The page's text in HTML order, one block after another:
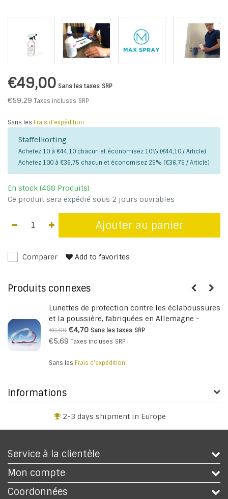
€49,00 Sans les taxes SRP
€59,29 Taxes incluses SRP
Sans les Frais d'expédition
Staffelkorting
Achetez 10 à €44,10 chacun et économisez 10% (€44,10 / Article)
Achetez 100 à €36,75 chacun et économisez 25% (€36,75 / Article)
En stock (468 Produits)
Ce produit sera expédié sous 2 jours ouvrables
Ajouter au panier
Comparer Add to favorites
Produits connexes
Lunettes de protection contre les éclaboussures
et la poussière, fabriquées en Allemagne -
commande à partir de 10 pièces
€6,00 €4,70 Sans les taxes SRP
€5,69 Taxes incluses SRP
Sans les Frais d'expédition
Informations
2-3 days shipment in Europe
Service à la clientèle
Mon compte
Coordonnées